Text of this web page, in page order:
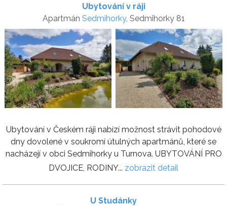
Ubytování v ráji
Apartmán Sedmihorky, Sedmihorky 81
Ubytování v Českém ráji nabízí možnost strávit pohodové
dny dovolené v soukromí útulných apartmánů, které se
nacházejí v obci Sedmihorky u Turnova. UBYTOVÁNÍ PRO
DVOJICE, RODINY... zobrazit detail
U Studánky